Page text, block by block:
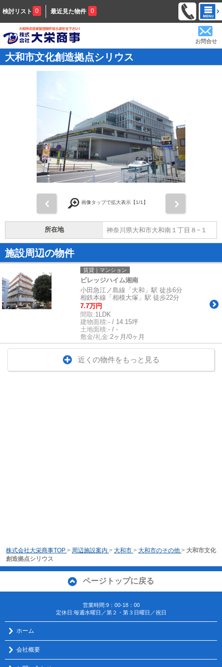
検討リスト 0 最近見た物件 0
お問合せ
大和市文化創造拠点シリウス
画像タップで拡大表示【1/1】
所在地 神奈川県大和市大和南１丁目８−１
施設周辺の物件
賃貸｜マンション
ビレッジハイム湘南
小田急江ノ島線「大和」駅 徒歩6分
相鉄本線「相模大塚」駅 徒歩22分
7.7万円
間取:1LDK
建物面積:- / 14.15坪
土地面積:- / -
敷金/礼金:2ヶ月/0ヶ月
近くの物件をもっと見る
株式会社大栄商事TOP > 周辺施設案内 > 大和市 > 大和市のその他 > 大和市文化
創造拠点シリウス
ページトップに戻る
営業時間:9：00-18：00
定休日:毎週水曜日／第２・第３日曜日／祝日
ホーム
会社概要